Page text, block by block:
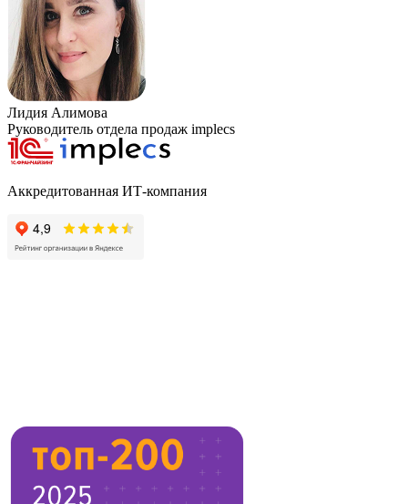
Лидия Алимова
Руководитель отдела продаж implecs
Аккредитованная ИТ-компания